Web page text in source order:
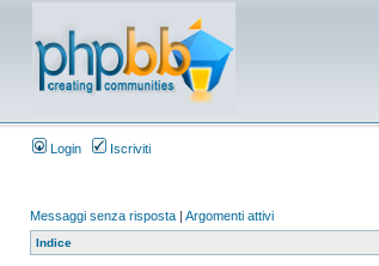
Login Iscriviti
Messaggi senza risposta | Argomenti attivi
Indice